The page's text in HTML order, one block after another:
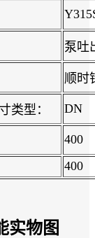
泵吐
顺时
类型： DN
400
400
实物图